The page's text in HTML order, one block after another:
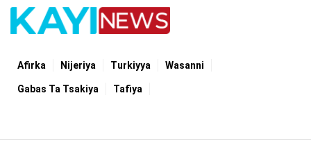
Afirka Nijeriya Turkiyya Wasanni
Gabas Ta Tsakiya Tafiya